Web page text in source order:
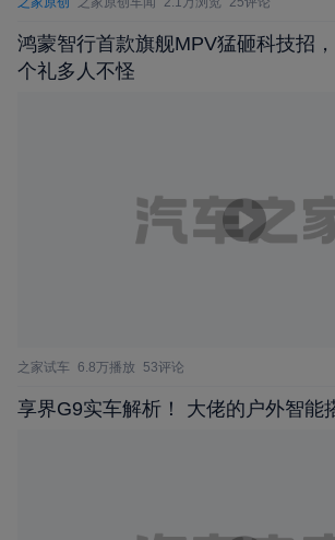
鸿蒙智行⾸款旗舰MPV猛砸科技招
个礼多人不怪
之家试车 6.8万播放 53评论
享界G9实车解析！ 大佬的户外智能